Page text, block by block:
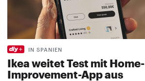
IN SPANIEN
Ikea weitet Test mit Home-
Improvement-App aus